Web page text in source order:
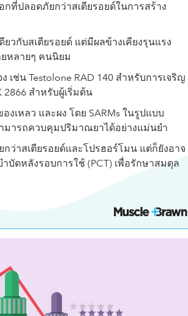
กที่ปลอดภัยกว่าสเตียรอยด์ในการสร้าง
วกับสเตียรอยด์ แต่มีผลข้างเคียงรุนแรง
ยหลายๆ คนนิยม
เช่น Testolone RAD 140 สำหรับการเจริญ
2866 สำหรับผู้เริ่มต้น
งเหลว และผง โดย SARMs ในรูปแบบ
มารถควบคุมปริมาณยาได้อย่างแม่นยำ
ว่าสเตียรอยด์และโปรฮอร์โมน แต่ก็ยังอาจ
บัดหลังรอบการใช้ (PCT) เพื่อรักษาสมดุล